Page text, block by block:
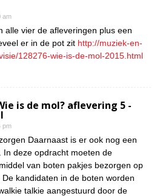
am
alle vier de afleveringen plus een
er in de pot zit http://muziek-en-
128276-wie-is-de-mol-2015.html
is de mol? aflevering 5 -
pm
Daarnaast is er ook nog een
In deze opdracht moeten de
van boten pakjes bezorgen op
kandidaten in de boten worden
talkie aangestuurd door de